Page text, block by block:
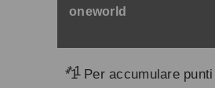
oneworld
*1 Per accumulare